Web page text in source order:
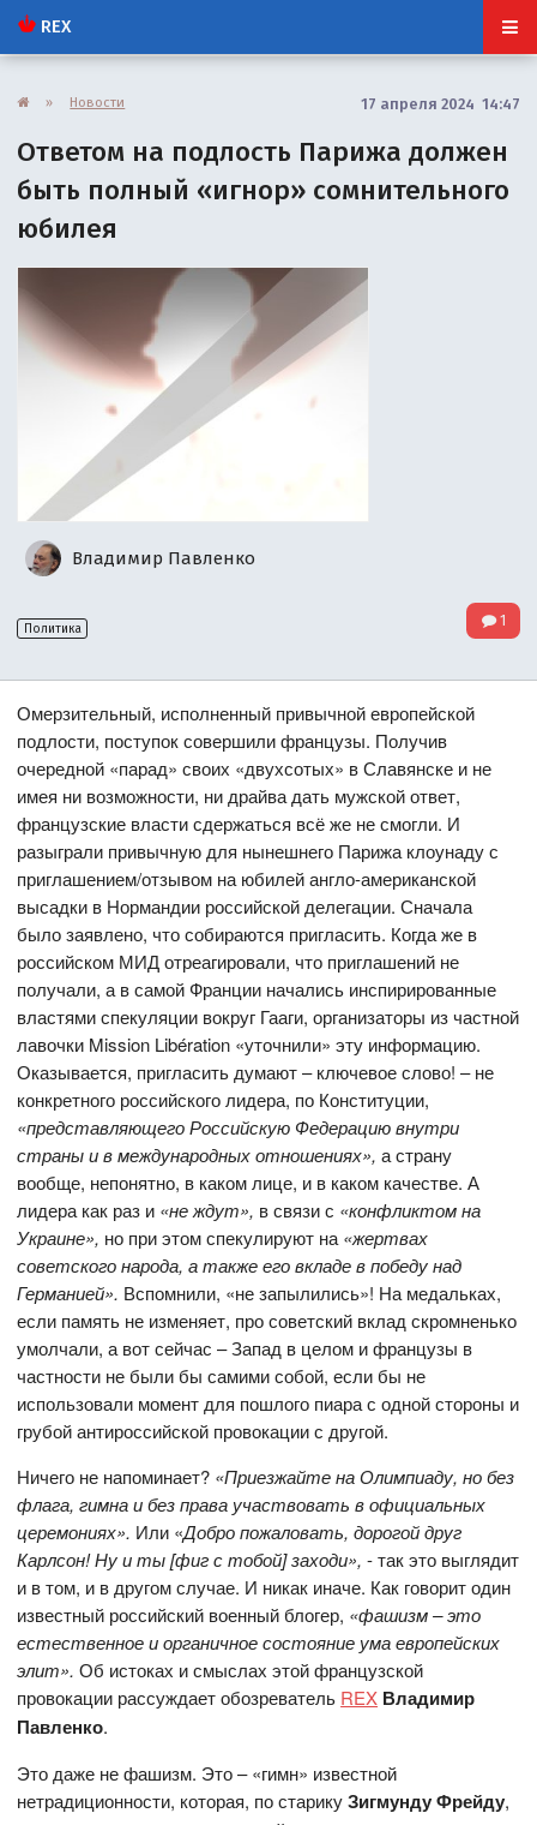
REX
» Новости 17 апреля 2024 14:47
Ответом на подлость Парижа должен
быть полный «игнор» сомнительного
юбилея
Владимир Павленко
Политика 1
Омерзительный, исполненный привычной европейской
подлости, поступок совершили французы. Получив
очередной «парад» своих «двухсотых» в Славянске и не
имея ни возможности, ни драйва дать мужской ответ,
французские власти сдержаться всё же не смогли. И
разыграли привычную для нынешнего Парижа клоунаду с
приглашением/отзывом на юбилей англо-американской
высадки в Нормандии российской делегации. Сначала
было заявлено, что собираются пригласить. Когда же в
российском МИД отреагировали, что приглашений не
получали, а в самой Франции начались инспирированные
властями спекуляции вокруг Гааги, организаторы из частной
лавочки Mission Libération «уточнили» эту информацию.
Оказывается, пригласить думают – ключевое слово! – не
конкретного российского лидера, по Конституции,
«представляющего Российскую Федерацию внутри
страны и в международных отношениях», а страну
вообще, непонятно, в каком лице, и в каком качестве. А
лидера как раз и «не ждут», в связи с «конфликтом на
Украине», но при этом спекулируют на «жертвах
советского народа, а также его вкладе в победу над
Германией». Вспомнили, «не запылились»! На медальках,
если память не изменяет, про советский вклад скромненько
умолчали, а вот сейчас – Запад в целом и французы в
частности не были бы самими собой, если бы не
использовали момент для пошлого пиара с одной стороны и
грубой антироссийской провокации с другой.
Ничего не напоминает? «Приезжайте на Олимпиаду, но без
флага, гимна и без права участвовать в официальных
церемониях». Или «Добро пожаловать, дорогой друг
Карлсон! Ну и ты [фиг с тобой] заходи»,- так это выглядит
и в том, и в другом случае. И никак иначе. Как говорит один
известный российский военный блогер, «фашизм – это
естественное и органичное состояние ума европейских
элит».Об истоках и смыслах этой французской
провокации рассуждает обозреватель REX Владимир
Павленко.
Это даже не фашизм. Это – «гимн» известной
нетрадиционности, которая, по старикуЗигмунду Фрейду,